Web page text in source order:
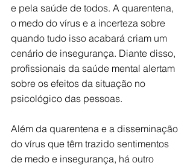
e pela saúde de todos. A quarentena,
o medo do vírus e a incerteza sobre
quando tudo isso acabará criam um
cenário de insegurança. Diante disso,
profissionais da saúde mental alertam
sobre os efeitos da situação no
psicológico das pessoas.
Além da quarentena e a disseminação
do vírus que têm trazido sentimentos
de medo e insegurança, há outro